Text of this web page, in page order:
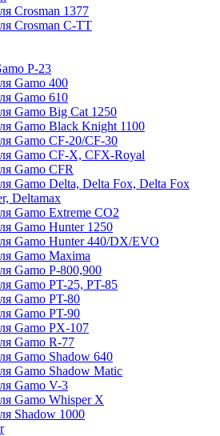
Crosman 1377
Crosman C-TT
P-23
Gamo 400
Gamo 610
Gamo Big Cat 1250
Gamo Black Knight 1100
Gamo CF-20/CF-30
Gamo CF-X, CFX-Royal
Gamo CFR
Gamo Delta, Delta Fox, Delta Fox
Deltamax
Gamo Extreme CO2
Gamo Hunter 1250
Gamo Hunter 440/DX/EVO
Gamo Maxima
Gamo P-800,900
Gamo PT-25, PT-85
Gamo PT-80
Gamo PT-90
Gamo PX-107
Gamo R-77
Gamo Shadow 640
Gamo Shadow Matic
Gamo V-3
Gamo Whisper X
Shadow 1000